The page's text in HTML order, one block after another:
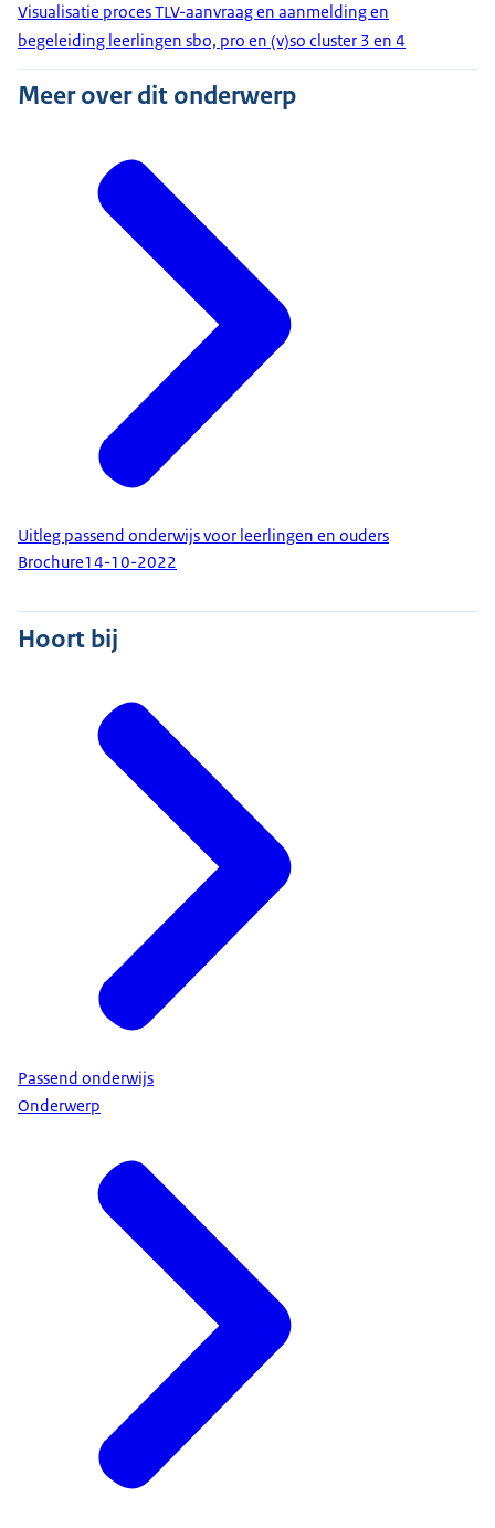
Visualisatie proces TLV-aanvraag en aanmelding en
begeleiding leerlingen sbo, pro en (v)so cluster 3 en 4
Meer over dit onderwerp
Uitleg passend onderwijs voor leerlingen en ouders
Brochure14-10-2022
Hoort bij
Passend onderwijs
Onderwerp